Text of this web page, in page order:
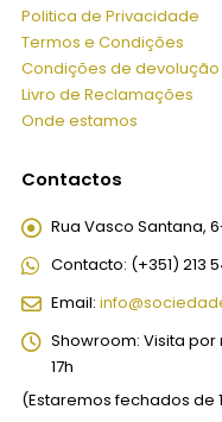
Politica de Privacidade
Termos e Condições
Condições de devolução
Livro de Reclamações
Onde estamos
Contactos
Rua Vasco Santana,
Contacto: (+351) 213
Email:
Showroom: Visita por
17h
(Estaremos fechados de